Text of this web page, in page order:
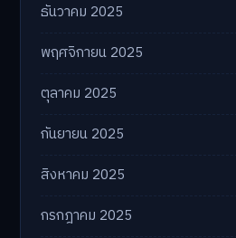
ธันวาคม 2025
พฤศจิกายน 2025
ตุลาคม 2025
กันยายน 2025
สิงหาคม 2025
กรกฎาคม 2025